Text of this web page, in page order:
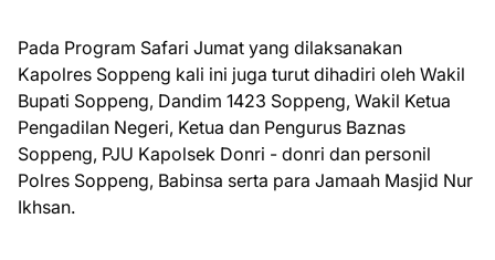
Pada Program Safari Jumat yang dilaksanakan
Kapolres Soppeng kali ini juga turut dihadiri oleh Wakil
Bupati Soppeng, Dandim 1423 Soppeng, Wakil Ketua
Pengadilan Negeri, Ketua dan Pengurus Baznas
Soppeng, PJU Kapolsek Donri - donri dan personil
Polres Soppeng, Babinsa serta para Jamaah Masjid Nur
Ikhsan.